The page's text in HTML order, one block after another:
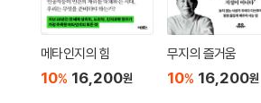
메타인지의 힘
10% 16,200원
무지의 즐거움
10% 16,200원